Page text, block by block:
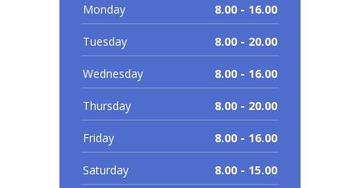
Monday 8.00 - 16.00
Tuesday 8.00 - 20.00
Wednesday 8.00 - 16.00
Thursday 8.00 - 20.00
Friday 8.00 - 16.00
Saturday 8.00 - 15.00